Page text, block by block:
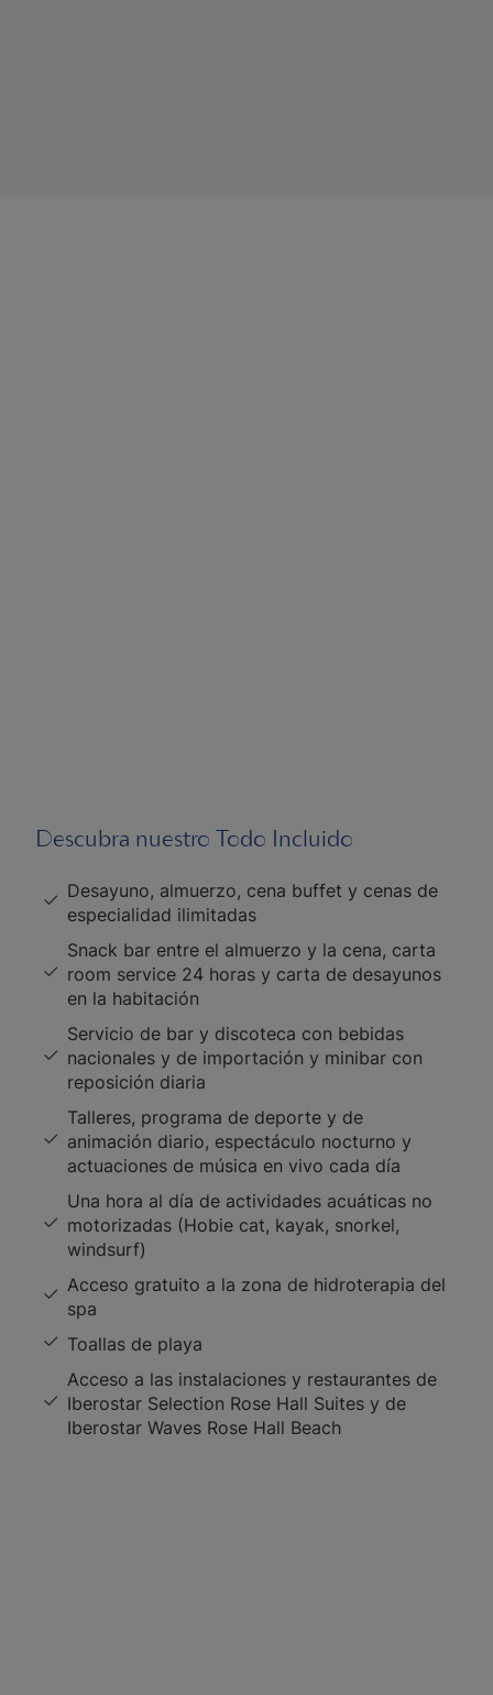
Descubra nuestro Todo Incluido
Desayuno, almuerzo, cena buffet y cenas de
especialidad ilimitadas
Snack bar entre el almuerzo y la cena, carta
room service 24 horas y carta de desayunos
en la habitación
Servicio de bar y discoteca con bebidas
nacionales y de importación y minibar con
reposición diaria
Talleres, programa de deporte y de
animación diario, espectáculo nocturno y
actuaciones de música en vivo cada día
Una hora al día de actividades acuáticas no
motorizadas (Hobie cat, kayak, snorkel,
windsurf)
Acceso gratuito a la zona de hidroterapia del
spa
Toallas de playa
Acceso a las instalaciones y restaurantes de
Iberostar Selection Rose Hall Suites y de
Iberostar Waves Rose Hall Beach